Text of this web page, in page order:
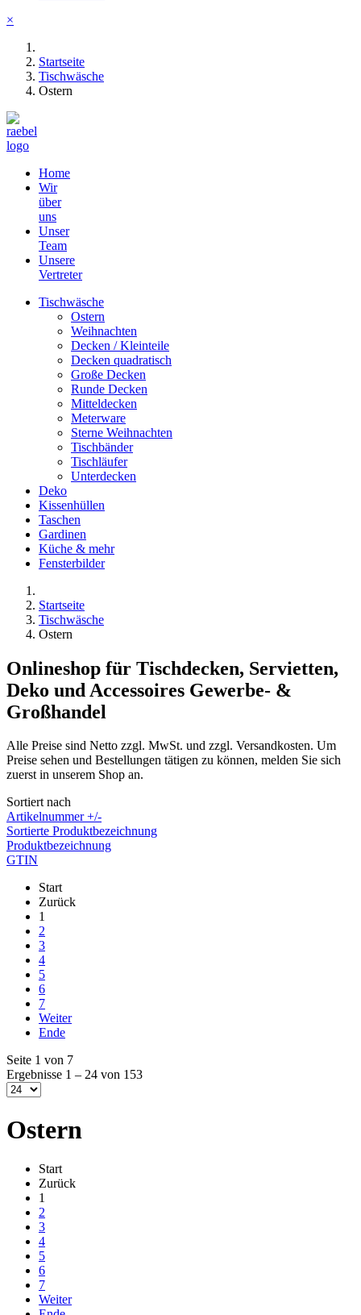
×
Startseite
Tischwäsche
Ostern
Home
Wir
über
uns
Unser
Team
Unsere
Vertreter
Tischwäsche
Ostern
Weihnachten
Decken / Kleinteile
Decken quadratisch
Große Decken
Runde Decken
Mitteldecken
Meterware
Sterne Weihnachten
Tischbänder
Tischläufer
Unterdecken
Deko
Kissenhüllen
Taschen
Gardinen
Küche & mehr
Fensterbilder
Startseite
Tischwäsche
Ostern
Onlineshop für Tischdecken, Servietten,
Deko und Accessoires Gewerbe- &
Großhandel
Alle Preise sind Netto zzgl. MwSt. und zzgl. Versandkosten. Um
Preise sehen und Bestellungen tätigen zu können, melden Sie sich
zuerst in unserem Shop an.
Sortiert nach
Artikelnummer +/-
Sortierte Produktbezeichnung
Produktbezeichnung
GTIN
Start
Zurück
1
2
3
4
5
6
7
Weiter
Ende
Seite 1 von 7
Ergebnisse 1 – 24 von 153
Ostern
Start
Zurück
1
2
3
4
5
6
7
Weiter